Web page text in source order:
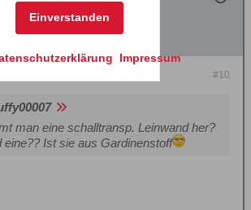
Benutzer
19.06.2013
#10
man eine schalltransp. Leinwand her?
eine?? Ist sie aus Gardinenstoff
Impressum
Einverstanden